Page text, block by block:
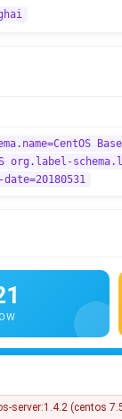
org.label-
server:1.4.2 (centos